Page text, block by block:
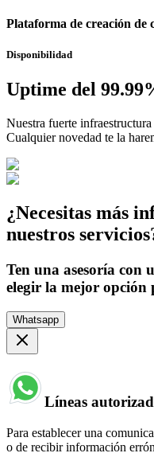
Plataforma de creación de
Disponibilidad
Uptime del
Nuestra fuerte
Cualquier novedad te la
¿Necesitas más
nuestros
Ten una asesoría con
elegir la mejor opción
Whatsapp
Líneas
Para establecer una
o de recibir información